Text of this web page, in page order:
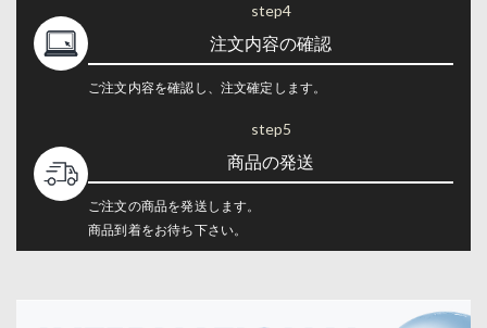
step4
注文内容の確認
ご注文内容を確認し、注文確定します。
step5
商品の発送
ご注文の商品を発送します。
商品到着をお待ち下さい。